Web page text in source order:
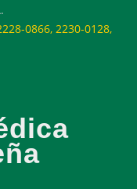
0866, 2230-0128,